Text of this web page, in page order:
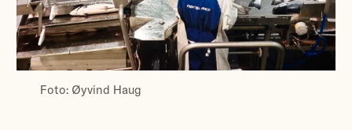
Foto: Øyvind Haug